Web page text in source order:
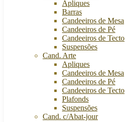
Apliques
Barras
Candeeiros de Mesa
Candeeiros de Pé
Candeeiros de Tecto
Suspensões
Cand. Arte
Apliques
Candeeiros de Mesa
Candeeiros de Pé
Candeeiros de Tecto
Plafonds
Suspensões
Cand. c/Abat-jour